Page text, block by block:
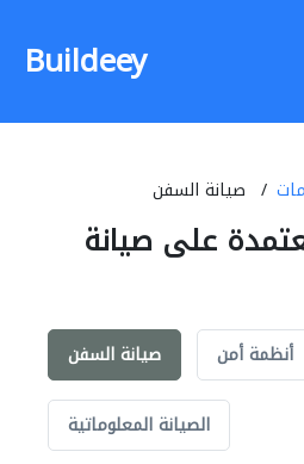
Buildeey
صيانة السفن
على صيانة
صيانة السفن أنظمة أمن
الصيانة المعلوماتية